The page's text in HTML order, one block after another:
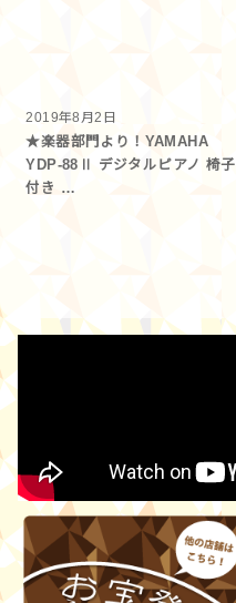
2019年8月2日
★楽器部門より！YAMAHA
YDP-88Ⅱ デジタルピアノ 椅子
付き …